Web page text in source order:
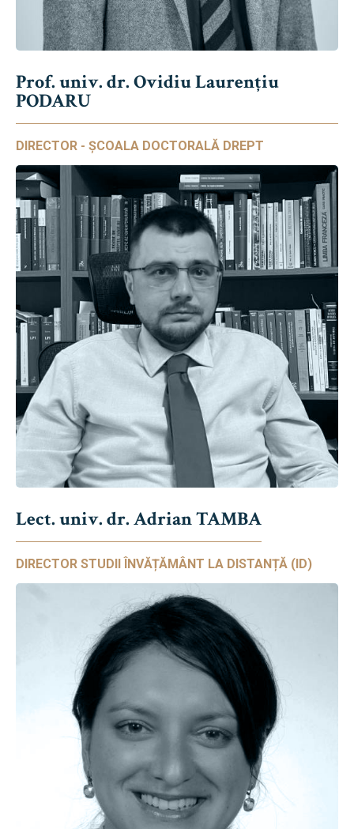
Prof. univ. dr. Ovidiu Laurențiu
PODARU
DIRECTOR - ȘCOALA DOCTORALĂ DREPT
Lect. univ. dr. Adrian TAMBA
DIRECTOR STUDII ÎNVĂȚĂMÂNT LA DISTANȚĂ (ID)